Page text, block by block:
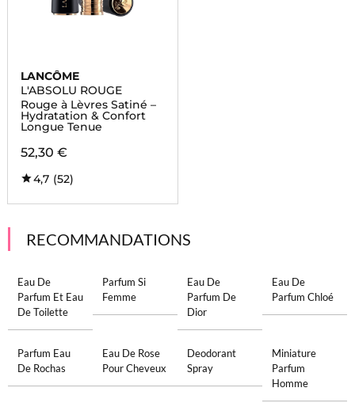
LANCÔME
L'ABSOLU ROUGE
Rouge à Lèvres Satiné –
Hydratation & Confort
Longue Tenue
52,30 €
4,7 (52)
RECOMMANDATIONS
Eau De
Parfum Et Eau
De Toilette
Parfum Si
Femme
Eau De
Parfum De
Dior
Eau De
Parfum Chloé
Parfum Eau
De Rochas
Eau De Rose
Pour Cheveux
Deodorant
Spray
Miniature
Parfum
Homme